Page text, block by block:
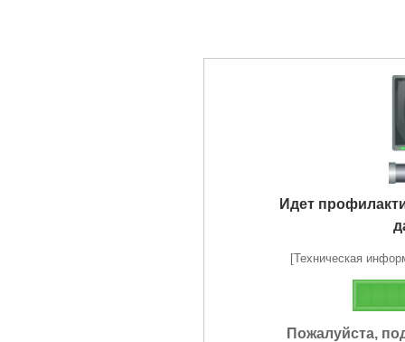
Идет
[Техническая
Пожалуйста,